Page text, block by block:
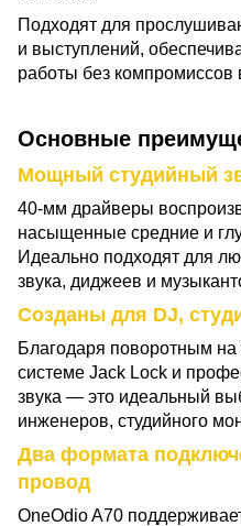
Подходят для
и выступлений,
работы без компромиссов
Основные
Мощный студийный
40-мм драйверы
насыщенные средние и
Идеально подходят для
звука, диджеев и
Созданы для DJ,
Благодаря поворотным
системе Jack Lock и
звука — это идеальный
инженеров, студийного
Два формата
провод
OneOdio A70